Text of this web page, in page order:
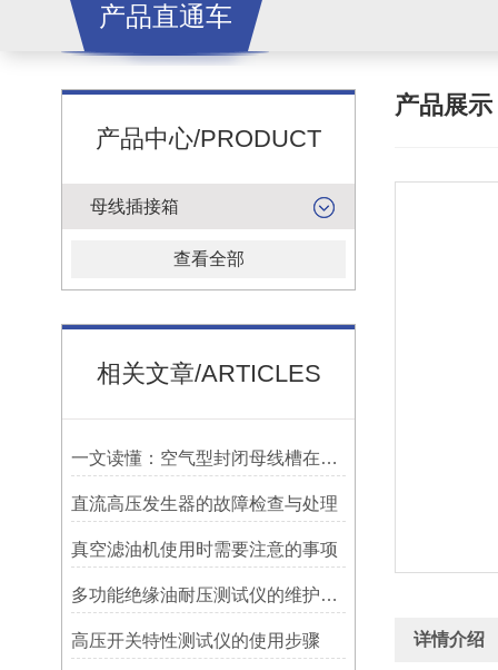
产品直通车
产品中心/PRODUCT
母线插接箱
查看全部
相关文章/ARTICLES
一文读懂：空气型封闭母线槽在厂房配电中的应用优势
直流高压发生器的故障检查与处理
真空滤油机使用时需要注意的事项
多功能绝缘油耐压测试仪的维护保养
高压开关特性测试仪的使用步骤
产品展示
详情介绍